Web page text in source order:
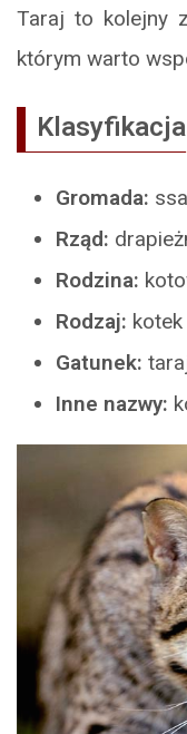
Taraj to kolejny
którym warto
Klasyfikacja
Gromada:
Rząd:
Rodzina:
Rodzaj: kotek
Gatunek:
Inne nazwy: